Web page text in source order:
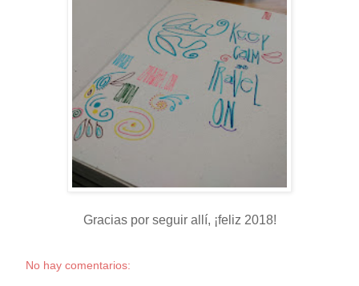
Gracias por seguir allí, ¡feliz 2018!
No hay comentarios: